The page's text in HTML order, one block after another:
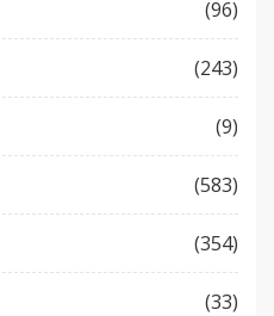
(96)
(243)
(9)
(583)
(354)
(33)